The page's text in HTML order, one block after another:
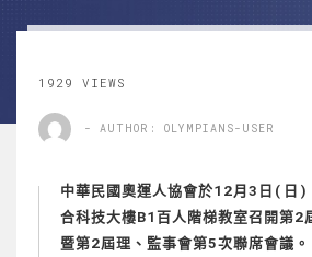
1929 VIEWS
- AUTHOR: OLYMPIANS-USER
中華民國奧運人協會於12月3日(日
合科技大樓B1百人階梯教室召開第2
暨第2屆理、監事會第5次聯席會議。